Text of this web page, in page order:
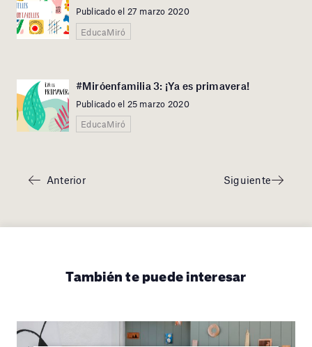
Publicado el 27 marzo 2020
EducaMiró
#Miróenfamilia 3: ¡Ya es primavera!
Publicado el 25 marzo 2020
EducaMiró
Anterior Siguiente
También te puede interesar